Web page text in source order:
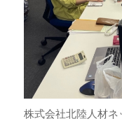
株式会社北陸人材